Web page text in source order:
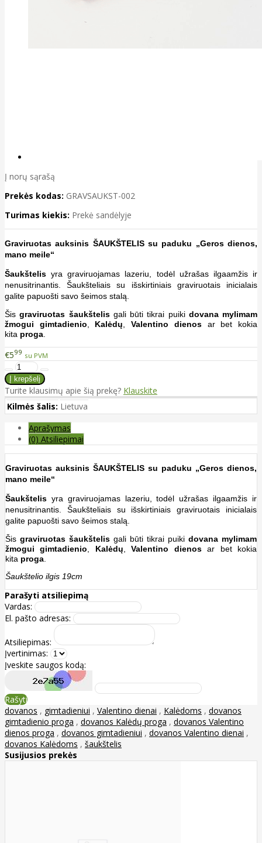
Į norų sąrašą
Prekės kodas: GRAVSAUKST-002
Turimas kiekis: Prekė sandėlyje
Graviruotas auksinis ŠAUKŠTELIS su paduku „Geros dienos,
mano meile“
Šaukštelis yra graviruojamas lazeriu, todėl užrašas ilgaamžis ir
nenusitrinantis.Šaukšteliais su išskirtiniais graviruotais inicialais
galite papuošti savo šeimos stalą.
Šisgraviruotas šaukštelisgali būti tikrai puiki dovana mylimam
žmogui gimtadienio
Kalėdų ,Valentino dienosar bet kokia
kita proga
€599 su PVM
Turite klausimų apie šią prekę? Klauskite
Kilmės šalis: Lietuva
Aprašymas
(0) Atsiliepimai
Graviruotas auksinis ŠAUKŠTELIS su paduku „Geros dienos,
mano meile“
Šaukštelis yra graviruojamas lazeriu, todėl užrašas ilgaamžis ir
nenusitrinantis. Šaukšteliais su išskirtiniais graviruotais inicialais
galite papuošti savo šeimos stalą.
Šis graviruotas šaukštelis gali būti tikrai puiki dovana mylimam
žmogui gimtadienio
Kalėdų ,Valentino dienosar bet kokia
kita proga
Šaukštelio ilgis 19cm
Parašyti atsiliepimą
Vardas:
El. pašto adresas:
Atsiliepimas:
Įvertinimas:
Įveskite saugos kodą:
Rašyti
dovanos , gimtadieniui , Valentino dienai , Kalėdoms , dovanos
gimtadienio proga , dovanos Kalėdų proga , dovanos Valentino
dienos proga , dovanos gimtadieniui , dovanos Valentino dienai ,
dovanos Kalėdoms , šaukštelis
Susijusios prekės